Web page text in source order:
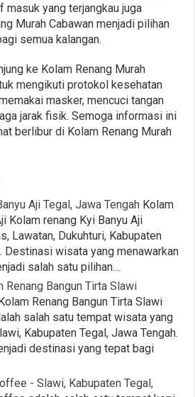
masuk yang terjangkau juga
Murah Cabawan menjadi pilihan
semua kalangan.
ke Kolam Renang Murah
mengikuti protokol kesehatan
masker, mencuci tangan
jarak fisik. Semoga informasi ini
berlibur di Kolam Renang Murah
Aji Tegal, Jawa Tengah Kolam
Kolam renang Kyi Banyu Aji
Lawatan, Dukuhturi, Kabupaten
Destinasi wisata yang menawarkan
salah satu pilihan…
Renang Bangun Tirta Slawi
Renang Bangun Tirta Slawi
salah satu tempat wisata yang
Kabupaten Tegal, Jawa Tengah.
destinasi yang tepat bagi
- Slawi, Kabupaten Tegal,